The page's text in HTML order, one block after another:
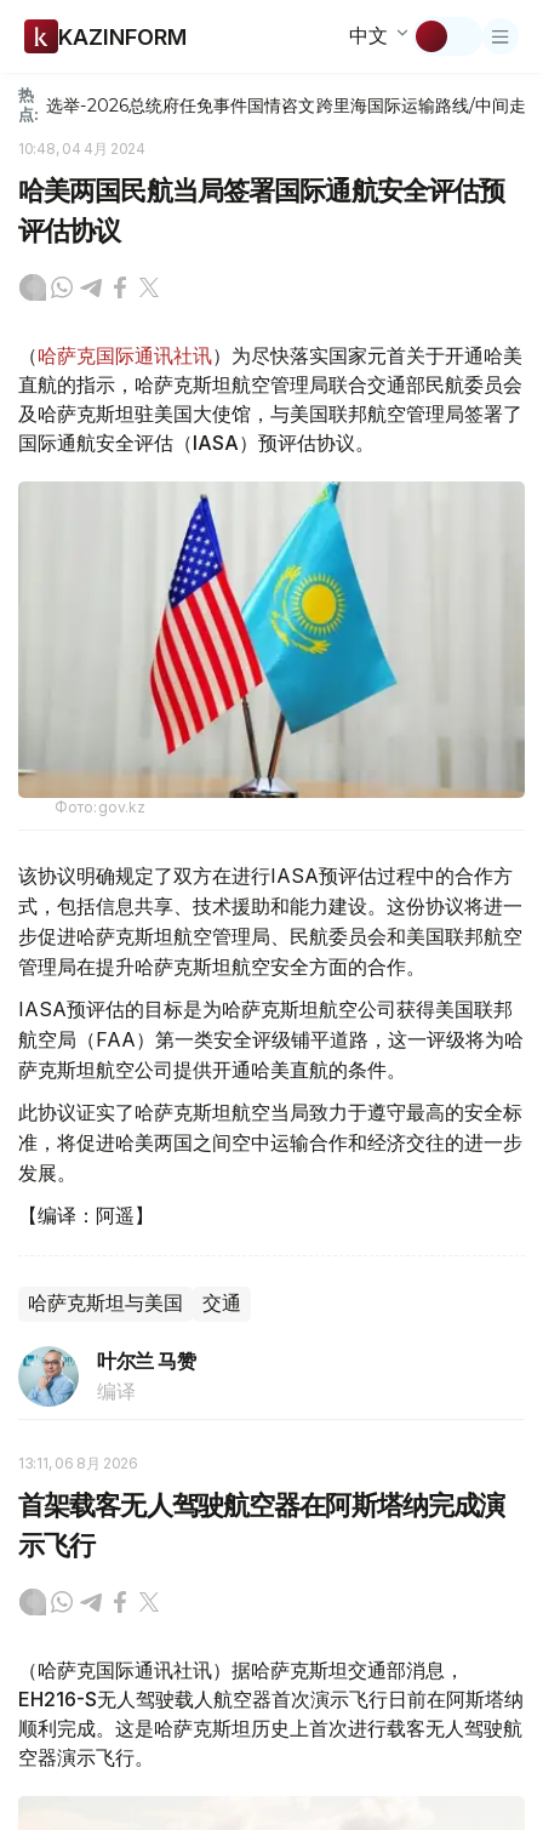
KAZINFORM 中文
热
点: 选举-2026总统府任免事件国情咨文跨里海国际运输路线/中间走廊
10:48, 04 4月 2024
哈美两国民航当局签署国际通航安全评估预
评估协议
（哈萨克国际通讯社讯）为尽快落实国家元首关于开通哈美
直航的指示，哈萨克斯坦航空管理局联合交通部民航委员会
及哈萨克斯坦驻美国大使馆，与美国联邦航空管理局签署了
国际通航安全评估（IASA）预评估协议。
Фото:gov.kz
该协议明确规定了双方在进行IASA预评估过程中的合作方
式，包括信息共享、技术援助和能力建设。这份协议将进一
步促进哈萨克斯坦航空管理局、民航委员会和美国联邦航空
管理局在提升哈萨克斯坦航空安全方面的合作。
IASA预评估的目标是为哈萨克斯坦航空公司获得美国联邦
航空局（FAA）第一类安全评级铺平道路，这一评级将为哈
萨克斯坦航空公司提供开通哈美直航的条件。
此协议证实了哈萨克斯坦航空当局致力于遵守最高的安全标
准，将促进哈美两国之间空中运输合作和经济交往的进一步
发展。
【编译：阿遥】
哈萨克斯坦与美国 交通
叶尔兰 马赞
编译
13:11, 06 8月 2026
首架载客无人驾驶航空器在阿斯塔纳完成演
示飞行
（哈萨克国际通讯社讯）据哈萨克斯坦交通部消息，
EH216-S无人驾驶载人航空器首次演示飞行日前在阿斯塔纳
顺利完成。这是哈萨克斯坦历史上首次进行载客无人驾驶航
空器演示飞行。